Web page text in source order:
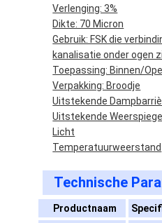
Huis
Producten
Ongeveer ons
Fabrieksreis
Kwaliteitscontrole
Verlenging: 3%
Dikte: 70 Micron
Gebruik: FSK die
kanalisatie onder ogen
Toepassing: Binnen/
Verpakking: Broodje
Uitstekende
Uitstekende
Licht
Temperatuurweerstand
Technische
Productnaam